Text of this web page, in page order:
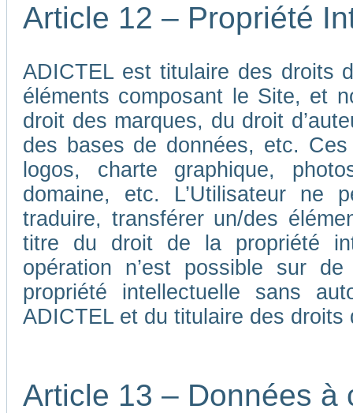
Article 12 – Propriété
ADICTEL est titulaire des droits
éléments composant le Site, et
droit des marques, du droit
des bases de données, etc.
logos, charte graphique,
domaine, etc. L’Utilisateur ne
traduire, transférer un/des
titre du droit de la propriété
opération n’est possible sur
propriété intellectuelle sans
ADICTEL et du titulaire des
Article 13 – Données à